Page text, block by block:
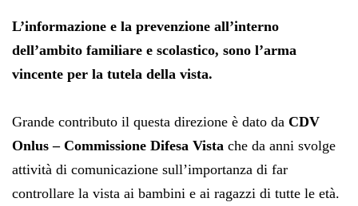
L’informazione e la prevenzione all’interno
dell’ambito familiare e scolastico, sono l’arma
vincente per la tutela della vista.
Grande contributo il questa direzione è dato da CDV
Onlus – Commissione Difesa Vista che da anni svolge
attività di comunicazione sull’importanza di far
controllare la vista ai bambini e ai ragazzi di tutte le età.